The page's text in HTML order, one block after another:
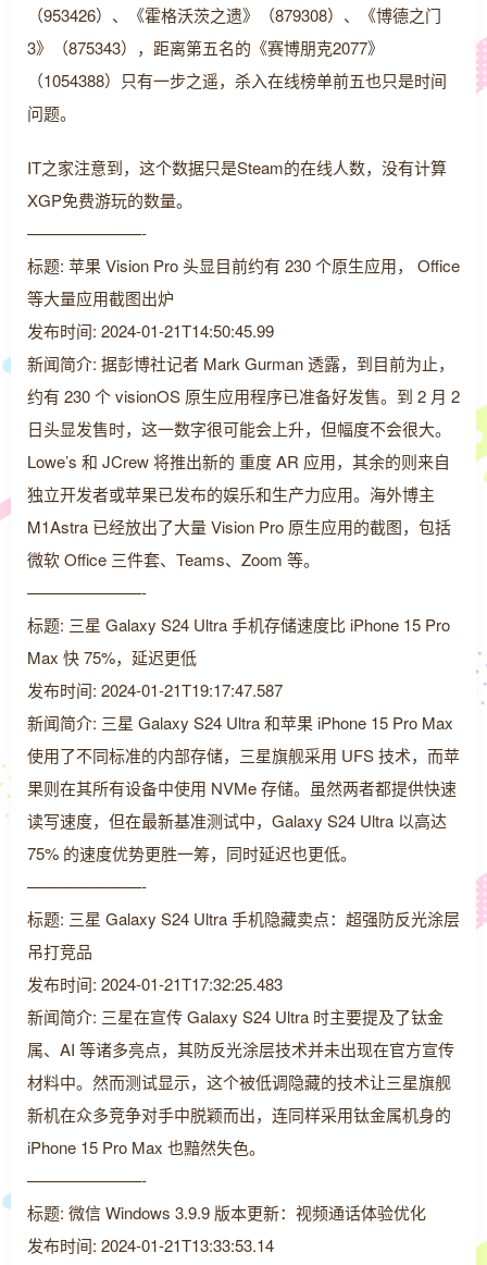
（953426）、《霍格沃茨之遗》（879308）、《博德之门
3》（875343），距离第五名的《赛博朋克2077》
（1054388）只有一步之遥，杀入在线榜单前五也只是时间
问题。
IT之家注意到，这个数据只是Steam的在线人数，没有计算
XGP免费游玩的数量。
———————-
标题: 苹果 Vision Pro 头显目前约有 230 个原生应用， Office
等大量应用截图出炉
发布时间: 2024-01-21T14:50:45.99
新闻简介: 据彭博社记者 Mark Gurman 透露，到目前为止，
约有 230 个 visionOS 原生应用程序已准备好发售。到 2 月 2
日头显发售时，这一数字很可能会上升，但幅度不会很大。
Lowe’s 和 JCrew 将推出新的 重度 AR 应用，其余的则来自
独立开发者或苹果已发布的娱乐和生产力应用。海外博主
M1Astra 已经放出了大量 Vision Pro 原生应用的截图，包括
微软 Office 三件套、Teams、Zoom 等。
———————-
标题: 三星 Galaxy S24 Ultra 手机存储速度比 iPhone 15 Pro
Max 快 75%，延迟更低
发布时间: 2024-01-21T19:17:47.587
新闻简介: 三星 Galaxy S24 Ultra 和苹果 iPhone 15 Pro Max
使用了不同标准的内部存储，三星旗舰采用 UFS 技术，而苹
果则在其所有设备中使用 NVMe 存储。虽然两者都提供快速
读写速度，但在最新基准测试中，Galaxy S24 Ultra 以高达
75% 的速度优势更胜一筹，同时延迟也更低。
———————-
标题: 三星 Galaxy S24 Ultra 手机隐藏卖点：超强防反光涂层
吊打竞品
发布时间: 2024-01-21T17:32:25.483
新闻简介: 三星在宣传 Galaxy S24 Ultra 时主要提及了钛金
属、AI 等诸多亮点，其防反光涂层技术并未出现在官方宣传
材料中。然而测试显示，这个被低调隐藏的技术让三星旗舰
新机在众多竞争对手中脱颖而出，连同样采用钛金属机身的
iPhone 15 Pro Max 也黯然失色。
———————-
标题: 微信 Windows 3.9.9 版本更新：视频通话体验优化
发布时间: 2024-01-21T13:33:53.14